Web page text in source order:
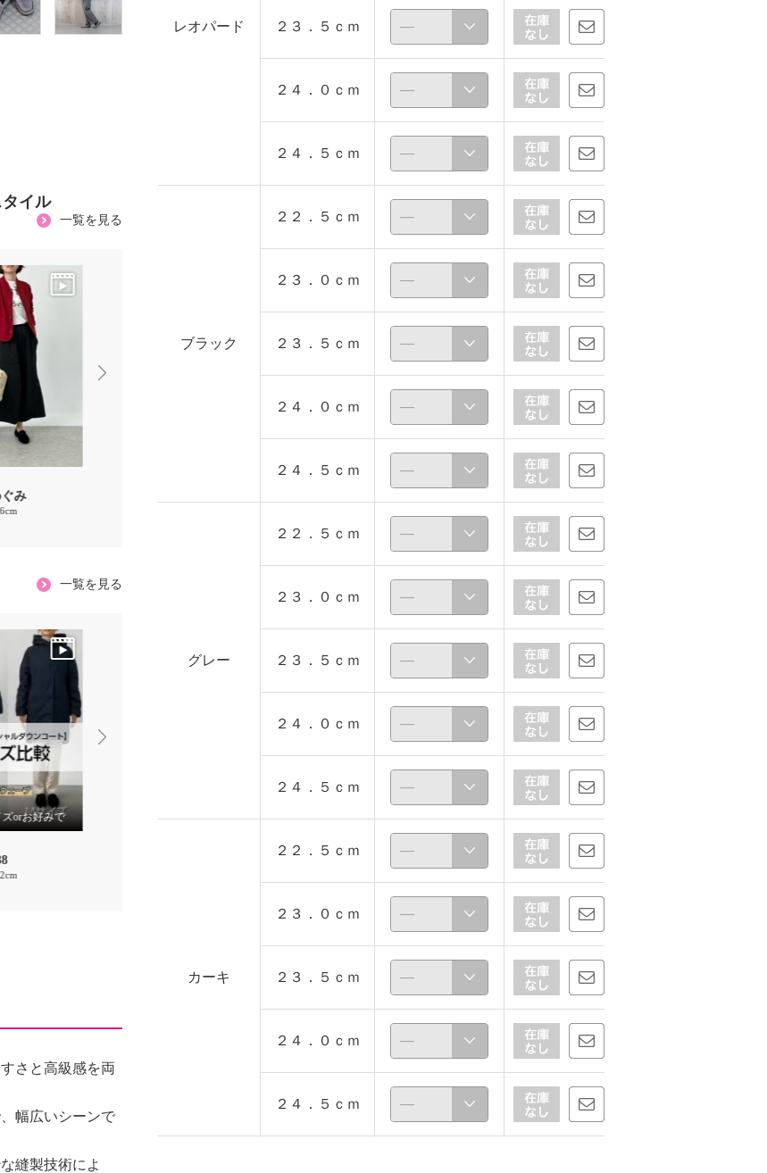
イル
一覧を見る
み
一覧を見る
orお好みで らくらくゆったり こだわりベーシック
888
【通常選ぶサイズがおすすめ】 いつものサイズorお好みで
さと高級感を両
幅広いシーンで
縫製技術によ
レオパード ２３．５ｃｍ
２４．０ｃｍ
２４．５ｃｍ
ブラック
２２．５ｃｍ
２３．０ｃｍ
２３．５ｃｍ
２４．０ｃｍ
２４．５ｃｍ
グレー
２２．５ｃｍ
２３．０ｃｍ
２３．５ｃｍ
２４．０ｃｍ
２４．５ｃｍ
カーキ
２２．５ｃｍ
２３．０ｃｍ
２３．５ｃｍ
２４．０ｃｍ
２４．５ｃｍ